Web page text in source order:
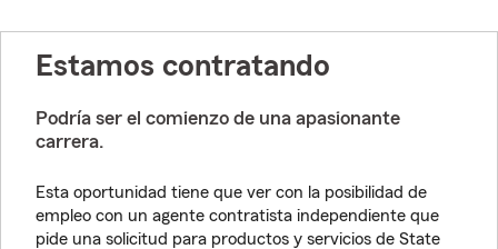
Estamos contratando
Podría ser el comienzo de una apasionante
carrera.
Esta oportunidad tiene que ver con la posibilidad de
empleo con un agente contratista independiente que
pide una solicitud para productos y servicios de State